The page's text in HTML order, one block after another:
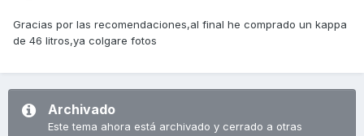
Gracias por las recomendaciones,al final he comprado un kappa
de 46 litros,ya colgare fotos
Archivado
Este tema ahora está archivado y cerrado a otras